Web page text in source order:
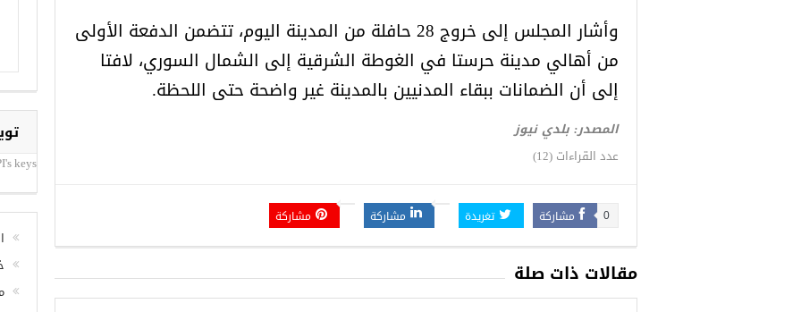
وأشار المجلس إلى خروج 28 حافلة من المدينة اليوم، تتضمن الدفعة الأولى
من أهالي مدينة حرستا في الغوطة الشرقية إلى الشمال السوري، لافتا
إلى أن الضمانات ببقاء المدنيين بالمدينة غير واضحة حتى اللحظة.
المصدر: بلدي نيوز
عدد القراءات (12)
مشاركة 0 تغريدة مشاركة مشاركة
مقالات ذات صلة
keys